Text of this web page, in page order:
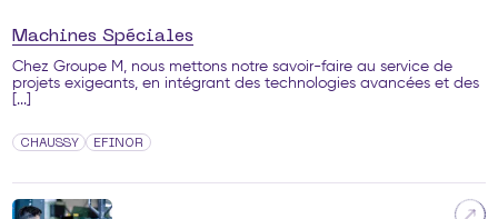
Machines Spéciales
Chez Groupe M, nous mettons notre savoir-faire au service de
projets exigeants, en intégrant des technologies avancées et des
[...]
CHAUSSY EFINOR